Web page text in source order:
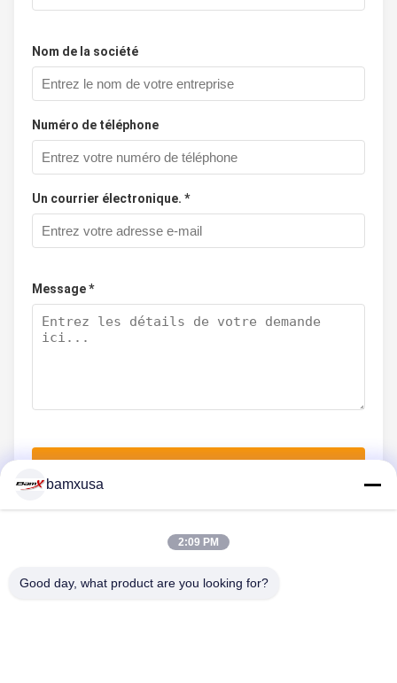
Nom de la société
Numéro de téléphone
Un courrier électronique. *
Message *
Téléphone: 86-23-67898320
bamxusa
2:09 PM
Good day, what product are you looking for?